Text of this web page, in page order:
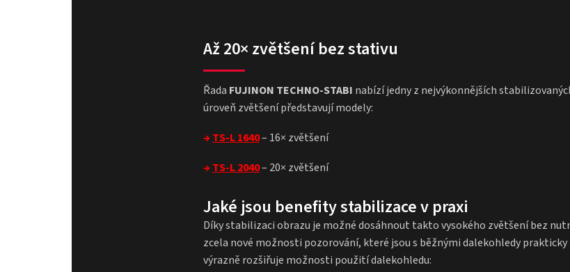
Až 20× zvětšení bez stativu
Řada FUJINON TECHNO-STABI nabízí jedny z nejvýkonnějších
úroveň zvětšení představují modely:
→TS-L 1640– 16× zvětšení
→TS-L 2040– 20× zvětšení
Jaké jsou benefity stabilizace v praxi
Díky stabilizaci obrazu je možné dosáhnout takto vysokého zvětšení bez
zcela nové možnosti pozorování, které jsou s běžnými dalekohledy
výrazně rozšiřuje možnosti použití dalekohledu: